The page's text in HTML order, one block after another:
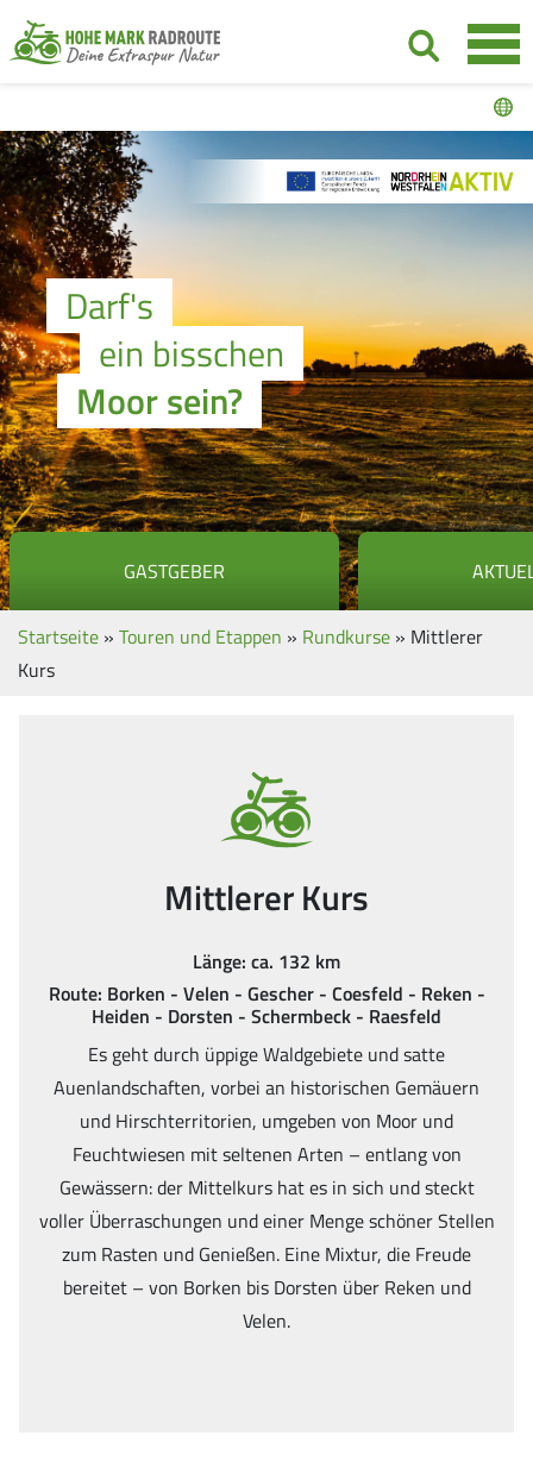
Darf's
ein bisschen
Moor sein?
GASTGEBER
Startseite » Touren und Etappen » Rundkurse » Mittlerer
Kurs
Mittlerer Kurs
Länge: ca. 132 km
Route: Borken - Velen - Gescher - Coesfeld - Reken -
Heiden - Dorsten - Schermbeck - Raesfeld
Es geht durch üppige Waldgebiete und satte
Auenlandschaften, vorbei an historischen Gemäuern
und Hirschterritorien, umgeben von Moor und
Feuchtwiesen mit seltenen Arten – entlang von
Gewässern: der Mittelkurs hat es in sich und steckt
voller Überraschungen und einer Menge schöner Stellen
zum Rasten und Genießen. Eine Mixtur, die Freude
bereitet – von Borken bis Dorsten über Reken und
Velen.